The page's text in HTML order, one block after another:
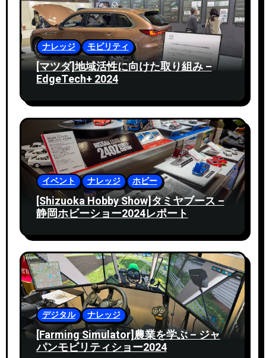
ナレッジ モビリティ
[マツダ]地域活性に向けた取り組み –
EdgeTech+ 2024
イベント ナレッジ ホビー
[Shizuoka Hobby Show]タミヤブース –
静岡ホビーショー2024レポート
デジタル ナレッジ
[Farming Simulator]農業を学ぶ – ジャ
パンモビリティショー2024